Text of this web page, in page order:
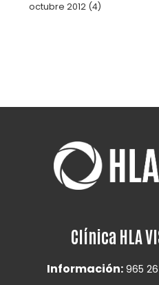
octubre 2012 (4)
Clínica HLA
Información: 965